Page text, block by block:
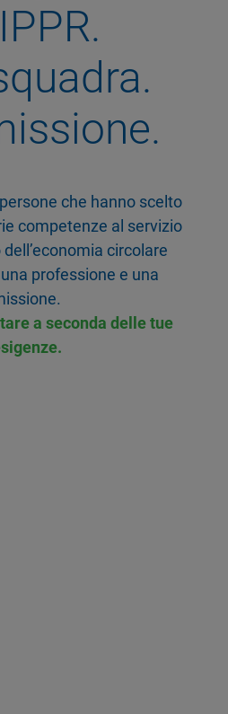
che hanno scelto
competenze al servizio
circolare
professione e una
a seconda delle tue